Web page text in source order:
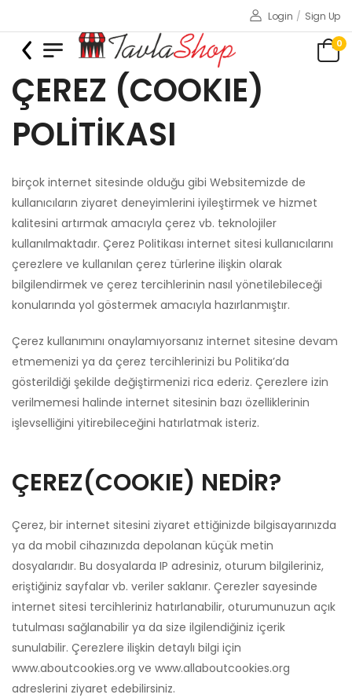
Login / Sign Up
0
ÇEREZ (COOKIE)
POLİTİKASI
birçok internet sitesinde olduğu gibi Websitemizde de
kullanıcıların ziyaret deneyimlerini iyileştirmek ve hizmet
kalitesini artırmak amacıyla çerez vb. teknolojiler
kullanılmaktadır. Çerez Politikası internet sitesi kullanıcılarını
çerezlere ve kullanılan çerez türlerine ilişkin olarak
bilgilendirmek ve çerez tercihlerinin nasıl yönetilebileceği
konularında yol göstermek amacıyla hazırlanmıştır.
Çerez kullanımını onaylamıyorsanız internet sitesine devam
etmemenizi ya da çerez tercihlerinizi bu Politika’da
gösterildiği şekilde değiştirmenizi rica ederiz. Çerezlere izin
verilmemesi halinde internet sitesinin bazı özelliklerinin
işlevselliğini yitirebileceğini hatırlatmak isteriz.
ÇEREZ(COOKIE) NEDİR?
Çerez, bir internet sitesini ziyaret ettiğinizde bilgisayarınızda
ya da mobil cihazınızda depolanan küçük metin
dosyalarıdır. Bu dosyalarda IP adresiniz, oturum bilgileriniz,
eriştiğiniz sayfalar vb. veriler saklanır. Çerezler sayesinde
internet sitesi tercihleriniz hatırlanabilir, oturumunuzun açık
tutulması sağlanabilir ya da size ilgilendiğiniz içerik
sunulabilir. Çerezlere ilişkin detaylı bilgi için
www.aboutcookies.org ve www.allaboutcookies.org
adreslerini ziyaret edebilirsiniz.